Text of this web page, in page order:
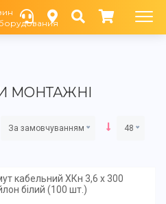
МОНТАЖНІ
За замовчуванням 48
кабельний ХКн 3,6 х 300
білий (100 шт.)